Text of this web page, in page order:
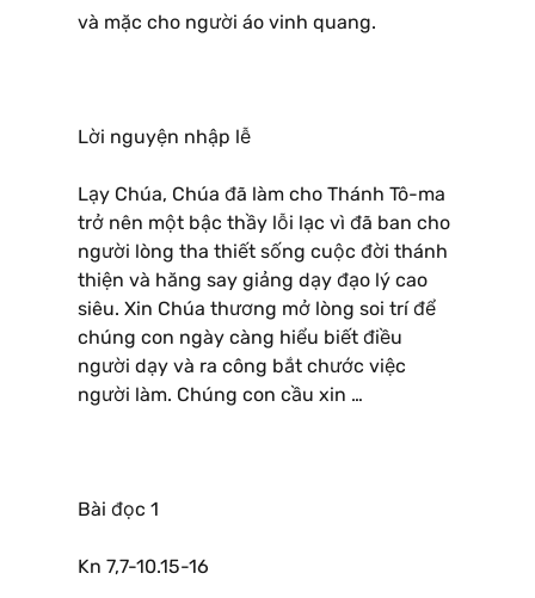
và mặc cho người áo vinh quang.
Lời nguyện nhập lễ
Lạy Chúa, Chúa đã làm cho Thánh Tô-ma
trở nên một bậc thầy lỗi lạc vì đã ban cho
người lòng tha thiết sống cuộc đời thánh
thiện và hăng say giảng dạy đạo lý cao
siêu. Xin Chúa thương mở lòng soi trí để
chúng con ngày càng hiểu biết điều
người dạy và ra công bắt chước việc
người làm. Chúng con cầu xin …
Bài đọc 1
Kn 7,7-10.15-16